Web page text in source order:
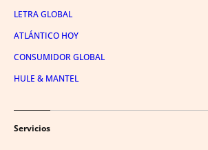
LETRA GLOBAL
ATLÁNTICO HOY
CONSUMIDOR GLOBAL
HULE & MANTEL
Servicios